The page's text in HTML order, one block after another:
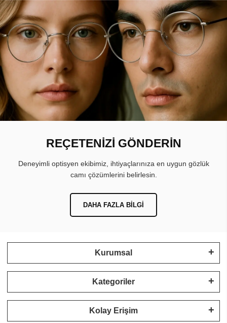
REÇETENİZİ GÖNDERİN
Deneyimli optisyen ekibimiz, ihtiyaçlarınıza en uygun gözlük
camı çözümlerini belirlesin.
DAHA FAZLA BILGI
Kurumsal
Kategoriler
Kolay Erişim